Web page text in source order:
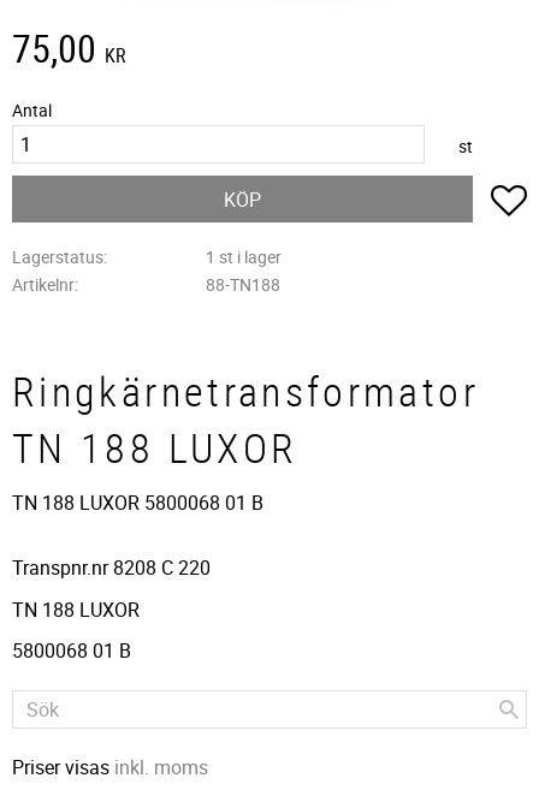
75,00 KR
Antal
st
KÖP
Lagerstatus
1 st i lager
Artikelnr
88-TN188
Ringkärnetransformator
TN 188 LUXOR
TN 188 LUXOR 5800068 01 B
Transpnr.nr 8208 C 220
TN 188 LUXOR
5800068 01 B
Priser visas inkl. moms